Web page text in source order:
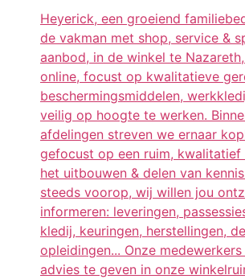
Heyerick, een groeiend
de vakman met shop, service &
aanbod, in de winkel te
online, focust op kwalitatieve
beschermingsmiddelen,
veilig op hoogte te werken.
afdelingen streven we ernaar
gefocust op een ruim, kwalitatief
het uitbouwen & delen van
steeds voorop, wij willen jou
informeren: leveringen,
kledij, keuringen, herstellingen,
opleidingen... Onze
advies te geven in onze